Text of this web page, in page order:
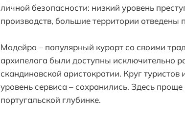
личной безопасности: низкий уровень
производств, большие территории
Мадейра – популярный курорт со своими
архипелага были доступны исключительно
скандинавской аристократии. Круг
уровень сервиса – сохранились. Здесь
португальской глубинке.